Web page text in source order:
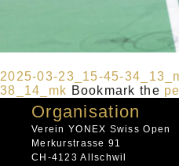
2025-03-23_15-45-
38_14_mk Bookmark the
Organisation
Verein YONEX Swiss Open
Merkurstrasse 91
CH-4123 Allschwil